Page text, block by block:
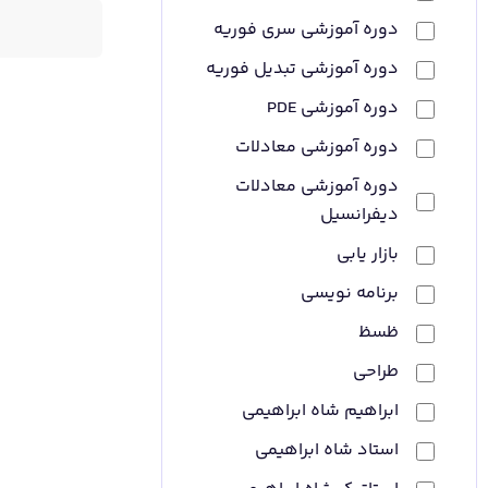
دوره آموزشی سری فوریه
دوره آموزشی تبدیل فوریه
دوره آموزشی PDE
دوره آموزشی معادلات
دوره آموزشی معادلات
دیفرانسیل
بازار یابی
برنامه نویسی
ظسظ
طراحی
ابراهیم شاه ابراهیمی
استاد شاه ابراهیمی